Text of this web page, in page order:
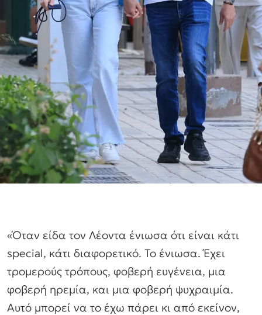
«Όταν είδα τον Λέοντα ένιωσα ότι είναι κάτι
special, κάτι διαφορετικό. Το ένιωσα. Έχει
τρομερούς τρόπους, φοβερή ευγένεια, μια
φοβερή ηρεμία, και μια φοβερή ψυχραιμία.
Αυτό μπορεί να το έχω πάρει κι από εκείνον,